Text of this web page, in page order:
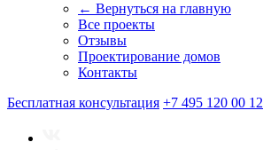
← Вернуться на главную
Все проекты
Отзывы
Проектирование домов
Контакты
Бесплатная консультация +7 495 120 00 12